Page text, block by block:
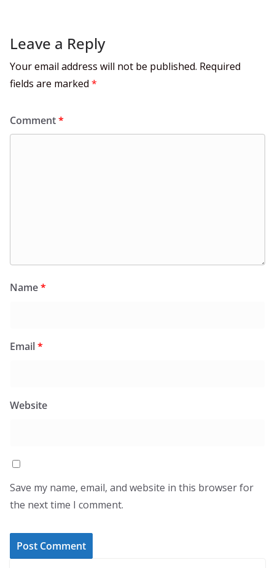
Leave a Reply
Your email address will not be published. Required
fields are marked *
Comment*
Name*
Email*
Website
Save my name, email, and website in this browser for
the next time I comment.